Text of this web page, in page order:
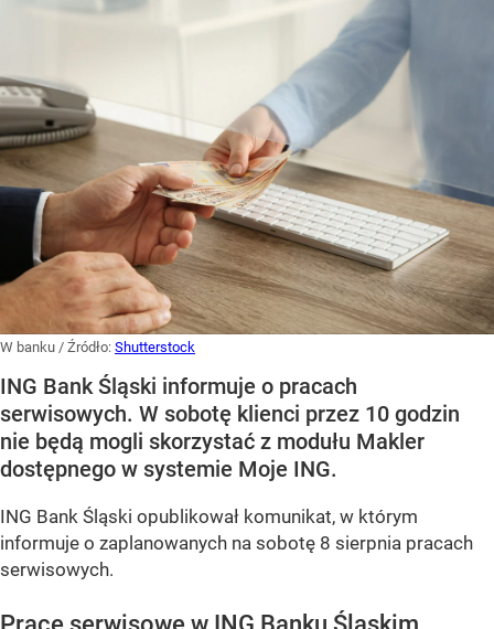
W banku / Źródło: Shutterstock
ING Bank Śląski informuje o pracach
serwisowych. W sobotę klienci przez 10 godzin
nie będą mogli skorzystać z modułu Makler
dostępnego w systemie Moje ING.
ING Bank Śląski opublikował komunikat, w którym
informuje o zaplanowanych na sobotę 8 sierpnia pracach
serwisowych.